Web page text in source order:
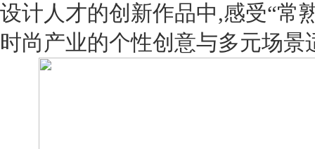
设计人才的创新作品中,感受“常
时尚产业的个性创意与多元场景